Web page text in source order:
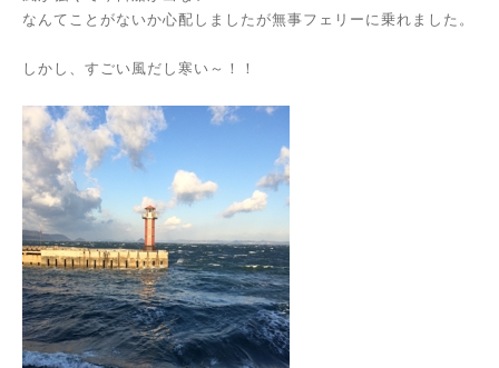
なんてことがないか心配しましたが無事フェリーに乗れました。
しかし、すごい風だし寒い～！！